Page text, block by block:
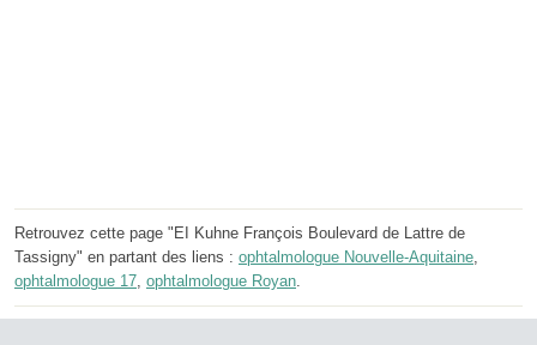
Retrouvez cette page "EI Kuhne François Boulevard de Lattre de
Tassigny" en partant des liens : ophtalmologue Nouvelle-Aquitaine
ophtalmologue 17 ophtalmologue Royan